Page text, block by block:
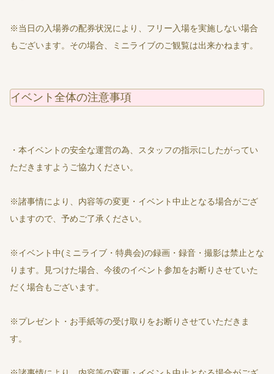
※当日の入場券の配券状況により、フリー入場を実施しない場合
もございます。その場合、ミニライブのご観覧は出来かねます。
イベント全体の注意事項
・本イベントの安全な運営の為、スタッフの指示にしたがってい
ただきますようご協力ください。
※諸事情により、内容等の変更・イベント中止となる場合がござ
いますので、予めご了承ください。
※イベント中(ミニライブ・特典会)の録画・録音・撮影は禁止とな
ります。見つけた場合、今後のイベント参加をお断りさせていた
だく場合もございます。
※プレゼント・お手紙等の受け取りをお断りさせていただきま
す。